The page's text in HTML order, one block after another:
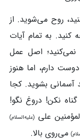
روح می‌شوید. از
به تمام آیات
نمی‌کنید؛ اصل عمل
دارم، اما هنوز
آسمانی بشوید. کجا
نکن! دروغ نگو!
علی (علیه‌السلام)
می‌روی بالا.